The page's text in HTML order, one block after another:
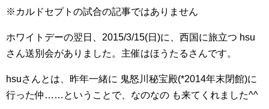
※カルドセプトの試合の記事ではありません
ホワイトデーの翌日、2015/3/15(日)に、西国に旅立つ hsu
さん送別会がありました。主催はほうたるさんです。
hsuさんとは、昨年一緒に 鬼怒川秘宝殿(*2014年末閉館)に
行った仲……ということで、なのなの も来てくれました^^